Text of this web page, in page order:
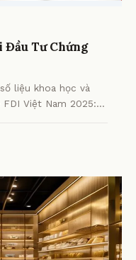
Đầu Tư Chứng
liệu khoa học và
Việt Nam 2025: